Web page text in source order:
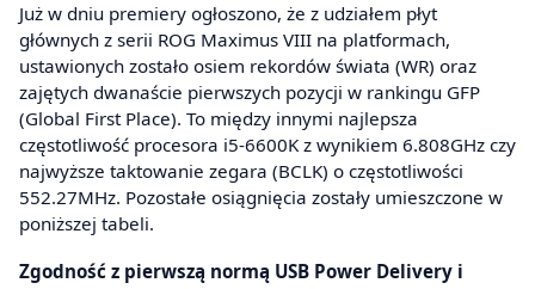
Już w dniu premiery ogłoszono, że z udziałem płyt
głównych z serii ROG Maximus VIII na platformach,
ustawionych zostało osiem rekordów świata (WR) oraz
zajętych dwanaście pierwszych pozycji w rankingu GFP
(Global First Place). To między innymi najlepsza
częstotliwość procesora i5-6600K z wynikiem 6.808GHz czy
najwyższe taktowanie zegara (BCLK) o częstotliwości
552.27MHz. Pozostałe osiągnięcia zostały umieszczone w
poniższej tabeli.
Zgodność z pierwszą normą USB Power Delivery i